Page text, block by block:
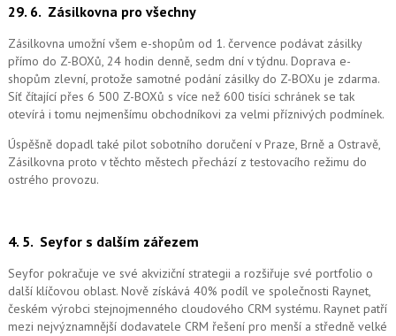
29. 6. Zásilkovna pro všechny
Zásilkovna umožní všem e-shopům od 1. července podávat zásilky
přímo do Z-BOXů, 24 hodin denně, sedm dní v týdnu. Doprava e-
shopům zlevní, protože samotné podání zásilky do Z-BOXu je zdarma.
Síť čítající přes 6 500 Z-BOXů s více než 600 tisíci schránek se tak
otevírá i tomu nejmenšímu obchodníkovi za velmi příznivých podmínek.
Úspěšně dopadl také pilot sobotního doručení v Praze, Brně a Ostravě,
Zásilkovna proto v těchto městech přechází z testovacího režimu do
ostrého provozu.
4. 5. Seyfor s dalším zářezem
Seyfor pokračuje ve své akviziční strategii a rozšiřuje své portfolio o
další klíčovou oblast. Nově získává 40% podíl ve společnosti Raynet,
českém výrobci stejnojmenného cloudového CRM systému. Raynet patří
mezi nejvýznamnější dodavatele CRM řešení pro menší a středně velké